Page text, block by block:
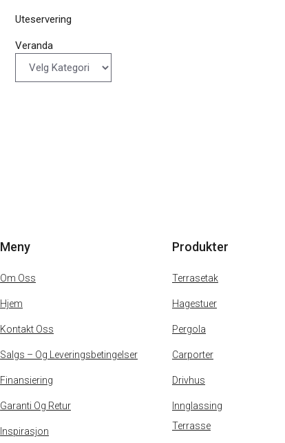
Uteservering
Veranda
Meny
Om Oss
Hjem
Kontakt Oss
Salgs – Og Leveringsbetingelser
Finansiering
Garanti Og Retur
Inspirasjon
Produkter
Terrasetak
Hagestuer
Pergola
Carporter
Drivhus
Innglassing
Terrasse